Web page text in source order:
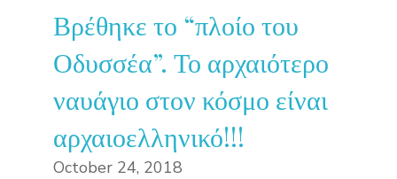
Βρέθηκε το “πλοίο του
Οδυσσέα”. Το αρχαιότερο
ναυάγιο στον κόσμο είναι
αρχαιοελληνικό!!!
October 24, 2018